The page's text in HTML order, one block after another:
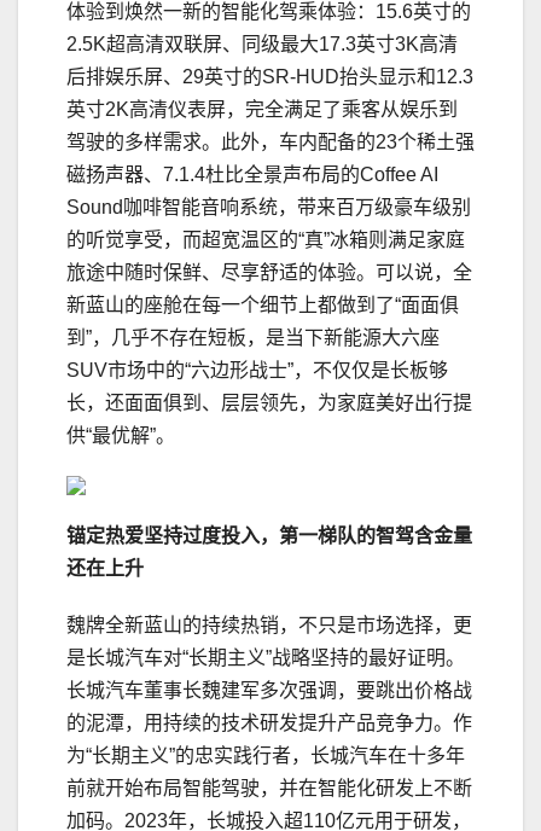
体验到焕然一新的智能化驾乘体验：15.6英寸的
2.5K超高清双联屏、同级最大17.3英寸3K高清
后排娱乐屏、29英寸的SR-HUD抬头显示和12.3
英寸2K高清仪表屏，完全满足了乘客从娱乐到
驾驶的多样需求。此外，车内配备的23个稀土强
磁扬声器、7.1.4杜比全景声布局的Coffee AI
Sound咖啡智能音响系统，带来百万级豪车级别
的听觉享受，而超宽温区的“真”冰箱则满足家庭
旅途中随时保鲜、尽享舒适的体验。可以说，全
新蓝山的座舱在每一个细节上都做到了“面面俱
到”，几乎不存在短板，是当下新能源大六座
SUV市场中的“六边形战士”，不仅仅是长板够
长，还面面俱到、层层领先，为家庭美好出行提
供“最优解”。
锚定热爱坚持过度投入， 第一梯队的智驾含金量
还在上升
魏牌全新蓝山的持续热销，不只是市场选择，更
是长城汽车对“长期主义”战略坚持的最好证明。
长城汽车董事长魏建军多次强调，要跳出价格战
的泥潭，用持续的技术研发提升产品竞争力。作
为“长期主义”的忠实践行者，长城汽车在十多年
前就开始布局智能驾驶，并在智能化研发上不断
加码。2023年，长城投入超110亿元用于研发，